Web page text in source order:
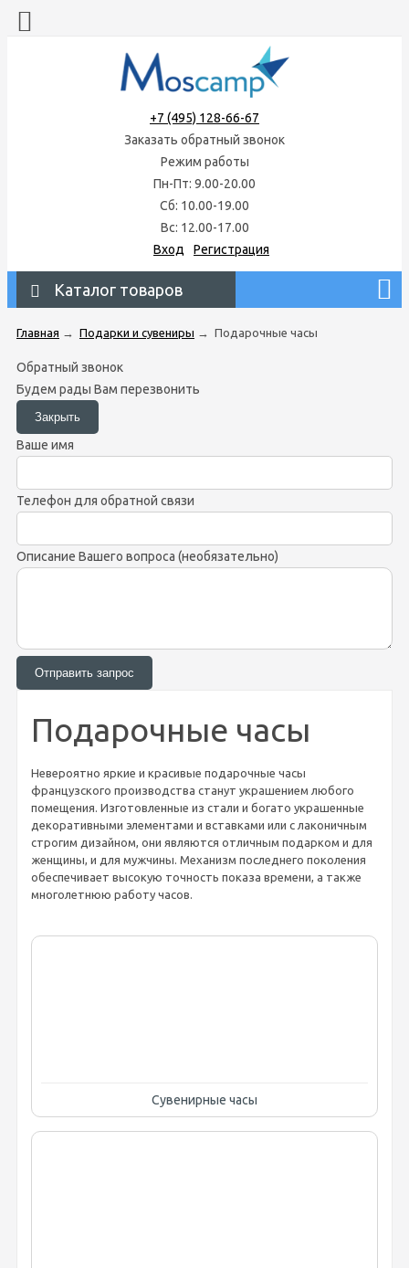
+7 (495) 128-66-67
Заказать обратный звонок
Режим работы
Пн-Пт: 9.00-20.00
Сб: 10.00-19.00
Вс: 12.00-17.00
Вход
Регистрация
Каталог товаров
Главная → Подарки и сувениры → Подарочные часы
Обратный звонок
Будем рады Вам перезвонить
Ваше имя
Телефон для обратной связи
Описание Вашего вопроса (необязательно)
Подарочные часы
Невероятно яркие и красивые подарочные часы
французского производства станут украшением любого
помещения. Изготовленные из стали и богато украшенные
декоративными элементами и вставками или с лаконичным
строгим дизайном, они являются отличным подарком и для
женщины, и для мужчины. Механизм последнего поколения
обеспечивает высокую точность показа времени, а также
многолетнюю работу часов.
Сувенирные часы